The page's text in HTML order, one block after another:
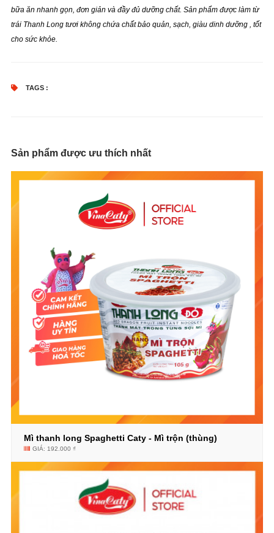
bữa ăn nhanh gọn, đơn giản và đầy đủ dưỡng chất. Sản phẩm được làm từ
trái Thanh Long tươi không chứa chất bảo quản, sạch, giàu dinh dưỡng , tốt
cho sức khỏe.
TAGS :
Sản phẩm được ưu thích nhất
Mì thanh long Spaghetti Caty - Mì trộn (thùng)
GIÁ: 192.000 ₫